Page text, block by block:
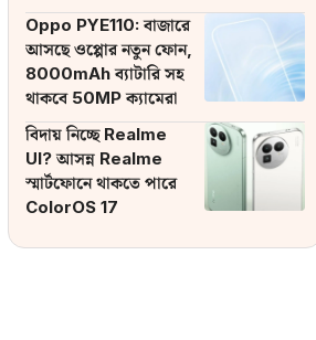
ব্যাটারি
Oppo PYE110: বাজারে
আসছে ওপ্পোর নতুন ফোন,
8000mAh ব্যাটারি সহ
থাকবে 50MP ক্যামেরা
বিদায় নিচ্ছে Realme
UI? আসন্ন Realme
স্মার্টফোনে থাকতে পারে
ColorOS 17